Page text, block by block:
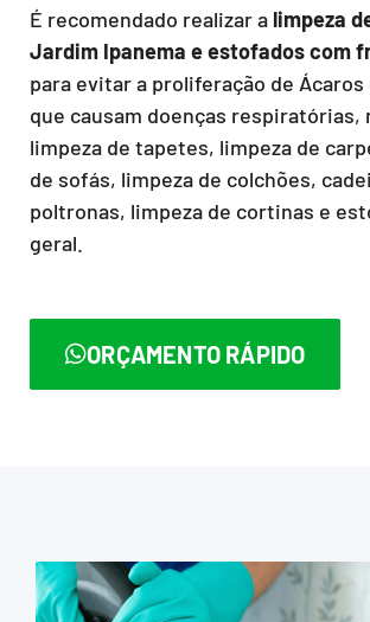
É recomendado realizar a limpeza
Jardim Ipanema e estofados com
para evitar a proliferação de
que causam doenças respiratórias,
limpeza de tapetes, limpeza de
de sofás, limpeza de colchões,
poltronas, limpeza de cortinas e
geral.
ORÇAMENTO RÁPIDO